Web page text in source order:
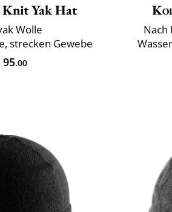
Yak Hat
Wolle
strecken Gewebe
95.00
Nach